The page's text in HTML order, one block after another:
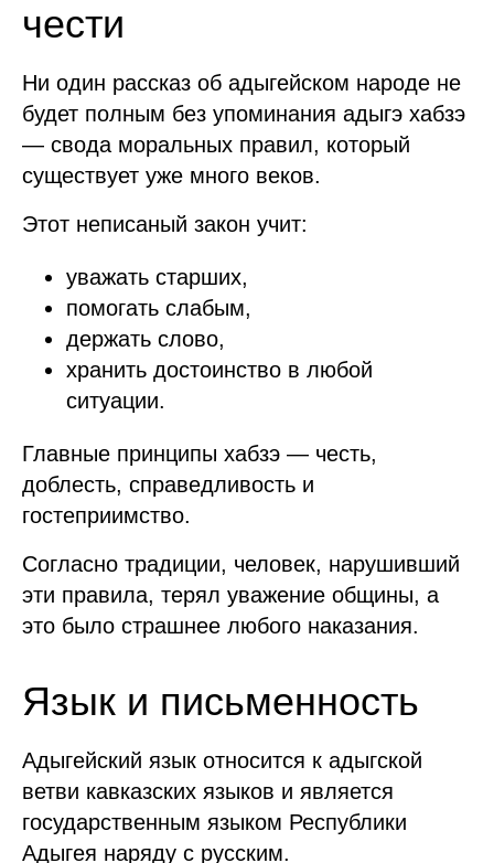
чести
Ни один рассказ об адыгейском народе не
будет полным без упоминания адыгэ хабзэ
— свода моральных правил, который
существует уже много веков.
Этот неписаный закон учит:
уважать старших,
помогать слабым,
держать слово,
хранить достоинство в любой
ситуации.
Главные принципы хабзэ — честь,
доблесть, справедливость и
гостеприимство.
Согласно традиции, человек, нарушивший
эти правила, терял уважение общины, а
это было страшнее любого наказания.
Язык и письменность
Адыгейский язык относится к адыгской
ветви кавказских языков и является
государственным языком Республики
Адыгея наряду с русским.